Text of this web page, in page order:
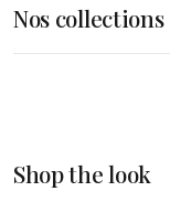
Nos collections
DÉCOUVRIR
Accessoires
DÉCOUVRIR
Shop the look